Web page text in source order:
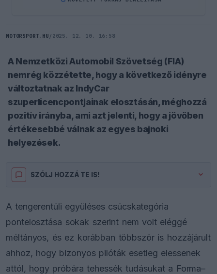
MOTORSPORT.HU / 2025. 12. 10. 16:58
A Nemzetközi Automobil Szövetség (FIA)
nemrég közzétette, hogy a következő idényre
változtatnak az IndyCar
szuperlicencpontjainak elosztásán, méghozzá
pozitív irányba, ami azt jelenti, hogy a jövőben
értékesebbé válnak az egyes bajnoki
helyezések.
SZÓLJ HOZZÁ TE IS!
A tengerentúli együléses csúcskategória
pontelosztása sokak szerint nem volt eléggé
méltányos, és ez korábban többször is hozzájárult
ahhoz, hogy bizonyos pilóták esetleg elessenek
attól, hogy próbára tehessék tudásukat a Forma–